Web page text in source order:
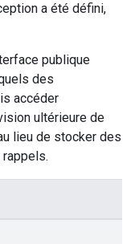
a été défini,
publique
des
accéder
ultérieure de
lieu de stocker des